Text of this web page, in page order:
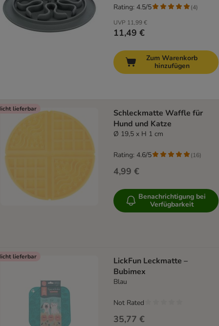
UVP 11,99 €
11,49 €
Rating: 4.5/5 (4)
Zum Warenkorb
hinzufügen
lieferbar
Schleckmatte Waffle für
Hund und Katze
Ø 19,5 x H 1 cm
4,99 €
Rating: 4.6/5 (16)
Benachrichtigung bei
Verfügbarkeit
lieferbar
LickFun Leckmatte –
Bubimex
Blau
35,77 €
Not Rated